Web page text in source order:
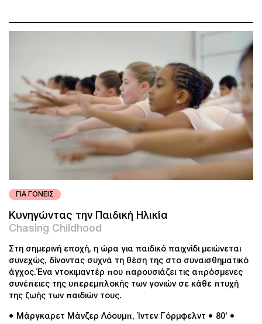
ΓΙΑ ΓΟΝΕΙΣ
Κυνηγώντας την Παιδική Ηλικία
Chasing Childhood
Στη σημερινή εποχή, η ώρα για παιδικό παιχνίδι μειώνεται
συνεχώς, δίνοντας συχνά τη θέση της στο συναισθηματικό
άγχος.Ένα ντοκιμαντέρ που παρουσιάζει τις απρόσμενες
συνέπειες της υπερεμπλοκής των γονιών σε κάθε πτυχή
της ζωής των παιδιών τους.
● Μάργκαρετ Μάνζερ Λόουμπ, Ίντεν Γόρμφελντ ● 80' ●